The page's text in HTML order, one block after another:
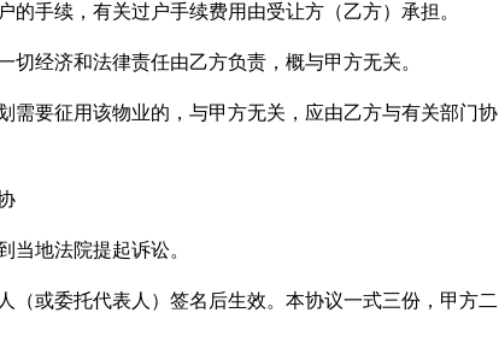
的手续，有关过户手续费用由受让方（乙方）承担。
切经济和法律责任由乙方负责，概与甲方无关。
需要征用该物业的，与甲方无关，应由乙方与有关部门协
当地法院提起诉讼。
（或委托代表人）签名后生效。本协议一式三份，甲方二